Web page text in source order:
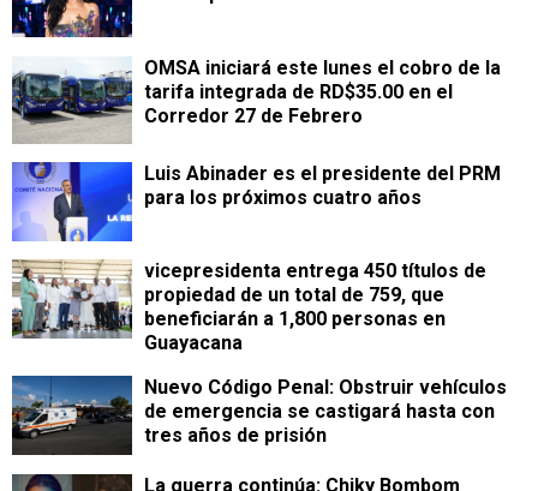
OMSA iniciará este lunes el cobro de la
tarifa integrada de RD$35.00 en el
Corredor 27 de Febrero
Luis Abinader es el presidente del PRM
para los próximos cuatro años
vicepresidenta entrega 450 títulos de
propiedad de un total de 759, que
beneficiarán a 1,800 personas en
Guayacana
Nuevo Código Penal: Obstruir vehículos
de emergencia se castigará hasta con
tres años de prisión
La guerra continúa: Chiky Bombom